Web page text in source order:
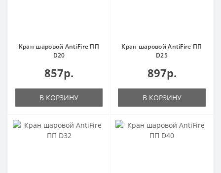
Кран шаровой AntiFire ПП
D20
857р.
В КОРЗИНУ
Кран шаровой AntiFire ПП
D25
897р.
В КОРЗИНУ